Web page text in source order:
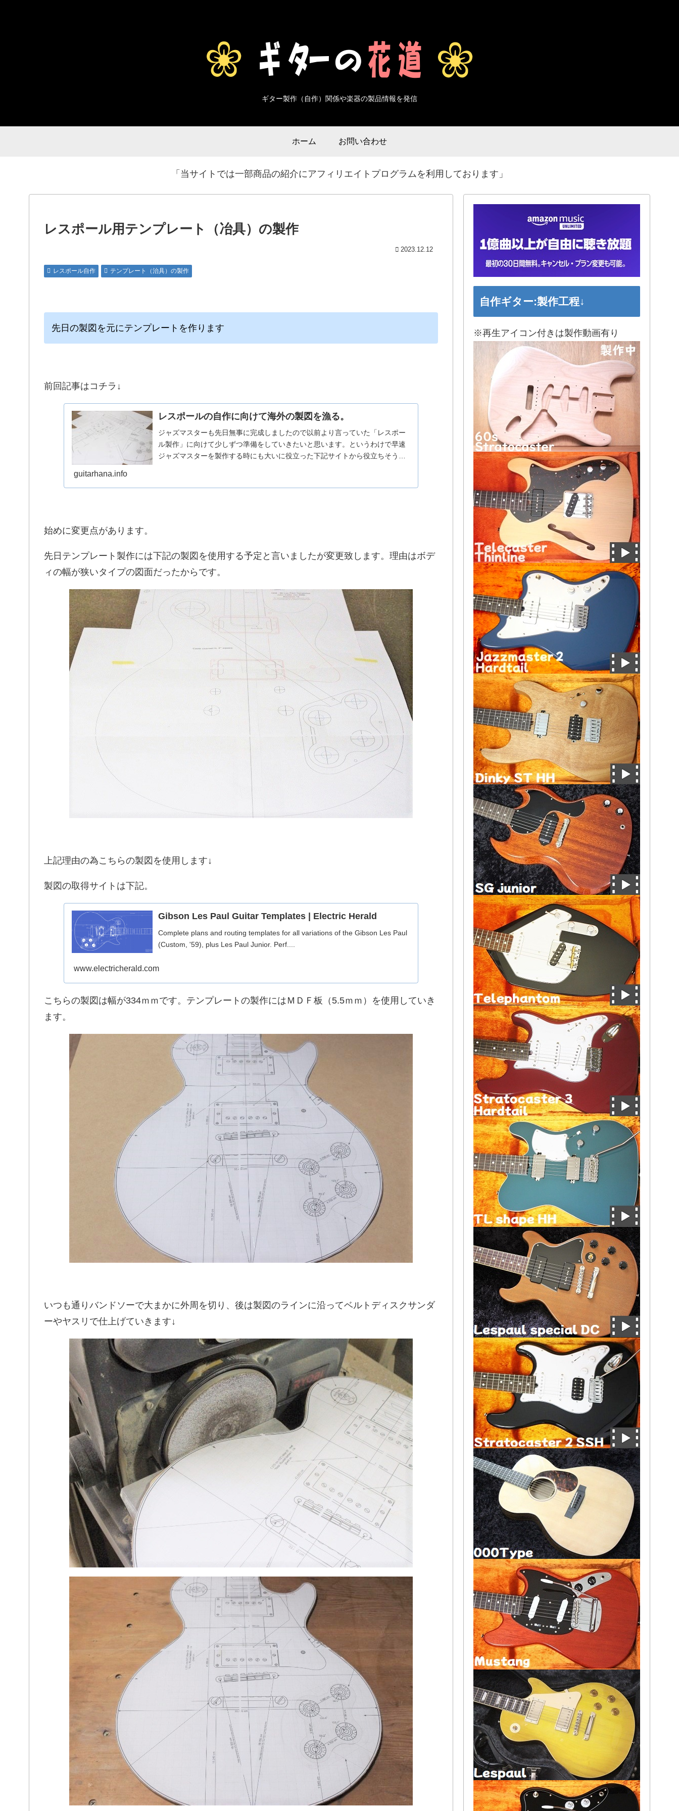
ギター製作（自作）関係や楽器の製品情報を発信
ホーム お問い合わせ
「当サイトでは一部商品の紹介にアフィリエイトプログラムを利用しております」
レスポール用テンプレート（冶具）の製作
2023.12.12
レスポール自作 テンプレート（治具）の製作
先日の製図を元にテンプレートを作ります
前回記事はコチラ↓
レスポールの自作に向けて海外の製図を漁る。
ジャズマスターも先日無事に完成しましたので以前より言っていた「レスポー
ル製作」に向けて少しずつ準備をしていきたいと思います。というわけで早速
ジャズマスターを製作する時にも大いに役立った下記サイトから役立ちそうな
でミリ単位でもズレがでてしまうと製作する際に支障がでてしまい最悪作業を
guitarhana.info
始めに変更点があります。
先日テンプレート製作には下記の製図を使用する予定と言いましたが変更致します。理由はボデ
ィの幅が狭いタイプの図面だったからです。
上記理由の為こちらの製図を使用します↓
製図の取得サイトは下記。
Gibson Les Paul Guitar Templates | Electric Herald
Complete plans and routing templates for all variations of the Gibson Les Paul
(Custom, '59), plus Les Paul Junior. Perf....
www.electricherald.com
こちらの製図は幅が334ｍｍです。テンプレートの製作にはＭＤＦ板（5.5ｍｍ）を使用していき
ます。
いつも通りバンドソーで大まかに外周を切り、後は製図のラインに沿ってベルトディスクサンダ
ーやヤスリで仕上げていきます↓
自作ギター:製作工程↓
※再生アイコン付きは製作動画有り